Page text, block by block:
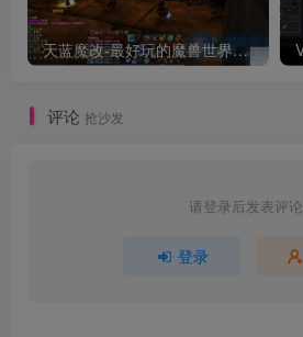
天蓝魔改-最好玩的魔兽世界巫妖王V335精品单机端【最智能的机器人】
评论 抢沙发
请登录后发表评论
登录